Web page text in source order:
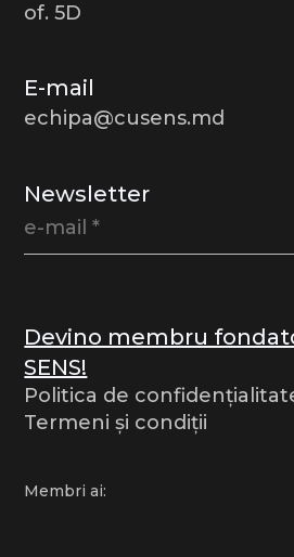
of. 5D
E-mail
echipa@cusens.md
Newsletter
Devino membru
SENS!
Politica de
Termeni și condiții
Membri ai: